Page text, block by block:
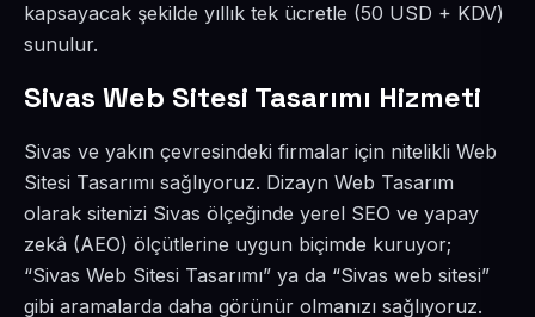
kapsayacak şekilde yıllık tek ücretle (50 USD + KDV)
sunulur.
Sivas Web Sitesi Tasarımı Hizmeti
Sivas ve yakın çevresindeki firmalar için nitelikli Web
Sitesi Tasarımı sağlıyoruz. Dizayn Web Tasarım
olarak sitenizi Sivas ölçeğinde yerel SEO ve yapay
zekâ (AEO) ölçütlerine uygun biçimde kuruyor;
“Sivas Web Sitesi Tasarımı” ya da “Sivas web sitesi”
gibi aramalarda daha görünür olmanızı sağlıyoruz.